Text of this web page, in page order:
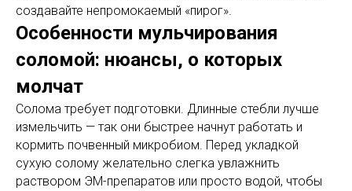
создавайте непромокаемый «пирог».
Особенности мульчирования
соломой: нюансы, о которых
молчат
Солома требует подготовки. Длинные стебли лучше
измельчить — так они быстрее начнут работать и
кормить почвенный микробиом. Перед укладкой
сухую солому желательно слегка увлажнить
раствором ЭМ-препаратов или просто водой, чтобы